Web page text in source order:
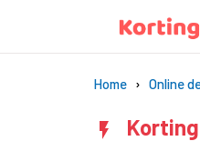
Home Online